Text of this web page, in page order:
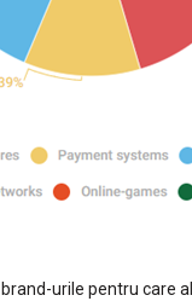
urile pentru care